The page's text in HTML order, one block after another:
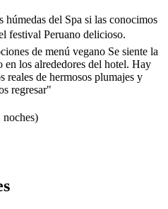
del Spa si las conocimos
festival Peruano delicioso.
de menú vegano Se siente la
los alrededores del hotel. Hay
reales de hermosos plumajes y
regresar"
noches)